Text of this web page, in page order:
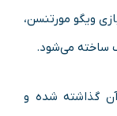
ویگو مورتنسن،
ساخته می‌شود.
آن گذاشته شده و